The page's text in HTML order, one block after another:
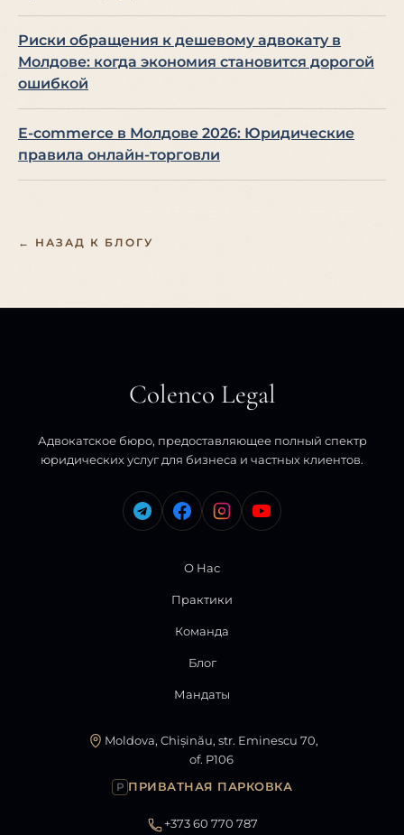
Риски обращения к дешевому адвокату в
Молдове: когда экономия становится дорогой
ошибкой
E-commerce в Молдове 2026: Юридические
правила онлайн-торговли
← НАЗАД К БЛОГУ
Colenco Legal
Адвокатское бюро, предоставляющее полный спектр
юридических услуг для бизнеса и частных клиентов.
О Нас
Практики
Команда
Блог
Мандаты
Moldova, Chișinău, str. Eminescu 70,
of. P106
P ПРИВАТНАЯ ПАРКОВКА
+373 60 770 787